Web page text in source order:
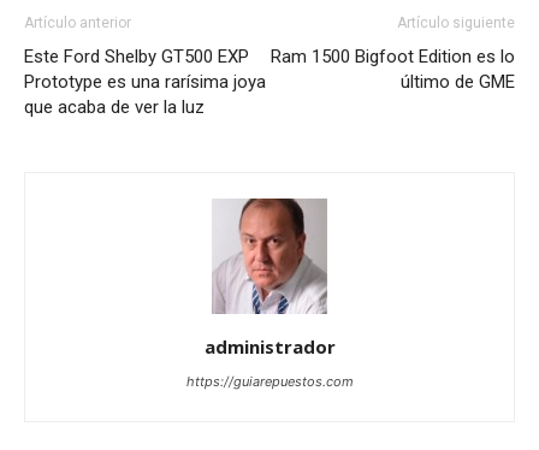
Artículo anterior
Este Ford Shelby GT500 EXP
Prototype es una rarísima joya
que acaba de ver la luz
Artículo siguiente
Ram 1500 Bigfoot Edition es lo
último de GME
administrador
https://guiarepuestos.com